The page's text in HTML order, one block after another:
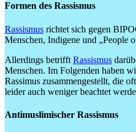
Formen des Rassismus
Rassismus richtet sich gegen
Menschen, Indigene und „People
Allerdings betrifft Rassismus
Menschen. Im Folgenden haben
Rassimus zusammengestellt, die
leider auch weniger beachtet
Antimuslimischer Rassismus